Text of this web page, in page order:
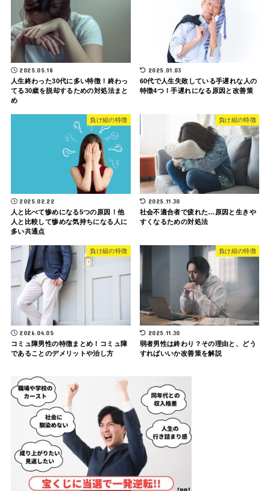
2025.05.18
人生終わった30代に多い特徴！終わっ
てる30歳を脱却するための対処法まと
め
2025.01.03
60代で人生失敗している手遅れな人の
特徴4つ！手遅れになる原因と改善策
負け組の特徴
2025.02.22
人と比べて惨めになる5つの原因！他
人と比較して惨めな気持ちになる人に
多い共通点
負け組の特徴
2025.11.30
社会不適合者で疲れた…原因と生きや
すくなるための対処法
負け組の特徴
2026.04.05
コミュ障男性の特徴まとめ！コミュ障
であることのデメリットや治し方
負け組の特徴
2025.11.30
弱者男性は終わり？その理由と、どう
すればいいか改善策を解説